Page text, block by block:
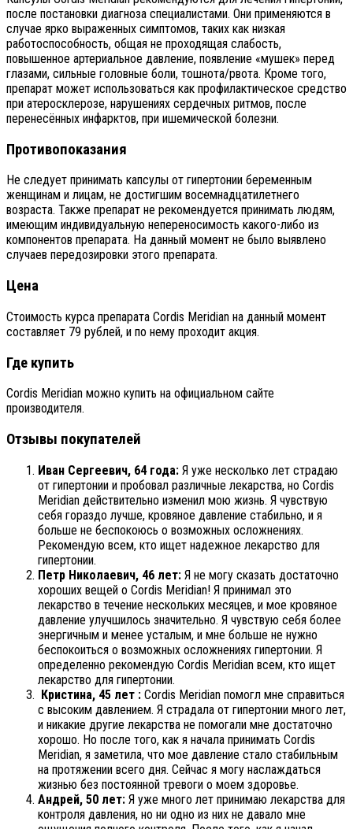
после постановки диагноза специалистами. Они применяются в
случае ярко выраженных симптомов, таких как низкая
работоспособность, общая не проходящая слабость,
повышенное артериальное давление, появление «мушек» перед
глазами, сильные головные боли, тошнота/рвота. Кроме того,
препарат может использоваться как профилактическое средство
при атеросклерозе, нарушениях сердечных ритмов, после
перенесённых инфарктов, при ишемической болезни.
Противопоказания
Не следует принимать капсулы от гипертонии беременным
женщинам и лицам, не достигшим восемнадцатилетнего
возраста. Также препарат не рекомендуется принимать людям,
имеющим индивидуальную непереносимость какого-либо из
компонентов препарата. На данный момент не было выявлено
случаев передозировки этого препарата.
Цена
Стоимость курса препарата Cordis Meridian на данный момент
составляет 79 рублей, и по нему проходит акция.
Где купить
Cordis Meridian можно купить на официальном сайте
производителя.
Отзывы покупателей
Иван Сергеевич, 64 года: Я уже несколько лет страдаю
от гипертонии и пробовал различные лекарства, но Cordis
Meridian действительно изменил мою жизнь. Я чувствую
себя гораздо лучше, кровяное давление стабильно, и я
больше не беспокоюсь о возможных осложнениях.
Рекомендую всем, кто ищет надежное лекарство для
гипертонии.
Петр Николаевич, 46 лет: Я не могу сказать достаточно
хороших вещей о Cordis Meridian! Я принимал это
лекарство в течение нескольких месяцев, и мое кровяное
давление улучшилось значительно. Я чувствую себя более
энергичным и менее усталым, и мне больше не нужно
беспокоиться о возможных осложнениях гипертонии. Я
определенно рекомендую Cordis Meridian всем, кто ищет
лекарство для гипертонии.
Кристина, 45 лет : Cordis Meridian помогл мне справиться
с высоким давлением. Я страдала от гипертонии много лет,
и никакие другие лекарства не помогали мне достаточно
хорошо. Но после того, как я начала принимать Cordis
Meridian, я заметила, что мое давление стало стабильным
на протяжении всего дня. Сейчас я могу наслаждаться
жизнью без постоянной тревоги о моем здоровье.
Андрей, 50 лет: Я уже много лет принимаю лекарства для
контроля давления, но ни одно из них не давало мне